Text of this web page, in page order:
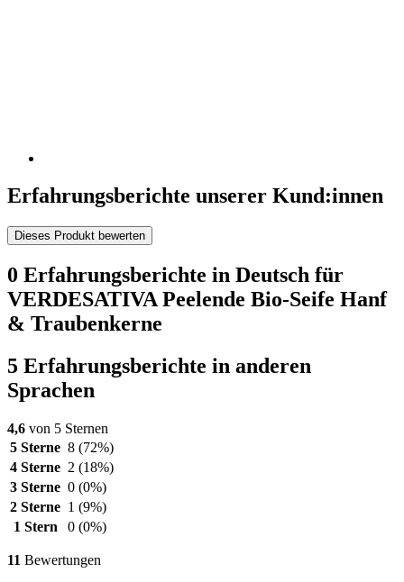
Erfahrungsberichte unserer Kund:innen
Dieses Produkt bewerten
0 Erfahrungsberichte in Deutsch für
VERDESATIVA Peelende Bio-Seife Hanf
& Traubenkerne
5 Erfahrungsberichte in anderen
Sprachen
4,6 von 5 Sternen
5 Sterne 8 (72%)
4 Sterne 2 (18%)
3 Sterne 0 (0%)
2 Sterne 1 (9%)
1 Stern
0 (0%)
11 Bewertungen